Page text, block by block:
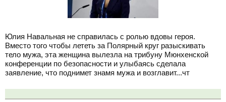
Юлия Навальная не справилась с ролью вдовы героя.
Вместо того чтобы лететь за Полярный круг разыскивать
тело мужа, эта женщина вылезла на трибуну Мюнхенской
конференции по безопасности и улыбаясь сделала
заявление, что поднимет знамя мужа и возглавит...чт